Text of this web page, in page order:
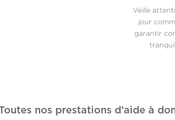
Veille
jour
garantir
nos prestations d’aide à